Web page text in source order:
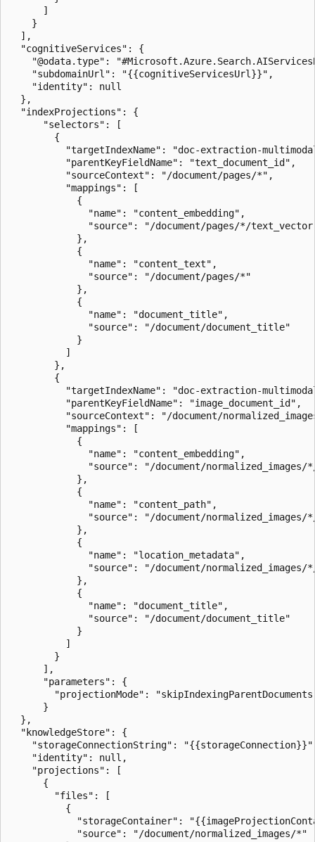
      ]
    }
  ],
  "cognitiveServices": {
"@odata.type":
    "subdomainUrl": "{{cognitiveServicesUrl}}",
    "identity": null
  },
  "indexProjections": {
      "selectors": [
        {
"targetIndexName": "doc-extraction-
          "parentKeyFieldName": "text_document_id",
          "sourceContext": "/document/pages/*",
          "mappings": [
            {
              "name": "content_embedding",
"source": "/document/pages/*/
            },
            {
              "name": "content_text",
              "source": "/document/pages/*"
            },
            {
              "name": "document_title",
              "source": "/document/document_title"
            }
          ]
        },
        {
"targetIndexName": "doc-extraction-
          "parentKeyFieldName": "image_document_id",
"sourceContext": "/document/
"mappings":
            {
              "name": "content_embedding",
"source": "/document/normalized_images/
            },
            {
              "name": "content_path",
"source": "/document/normalized_images/
            },
            {
              "name": "location_metadata",
"source": "/document/normalized_images/
            },
            {
              "name": "document_title",
              "source": "/document/document_title"
            }
          ]
        }
      ],
      "parameters": {
"projectionMode":
      }
  },
  "knowledgeStore": {
"storageConnectionString":
    "identity": null,
    "projections": [
      {
        "files": [
          {
"storageContainer":
            "source": "/document/normalized_images/*"